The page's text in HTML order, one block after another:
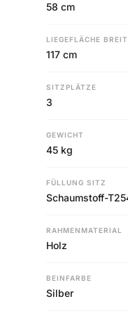
58 cm
LIEGEFLÄCHE
117 cm
SITZPLÄTZE
3
GEWICHT
45 kg
FÜLLUNG SITZ
Schaumstoff-
RAHMENMATERIAL
Holz
BEINFARBE
Silber